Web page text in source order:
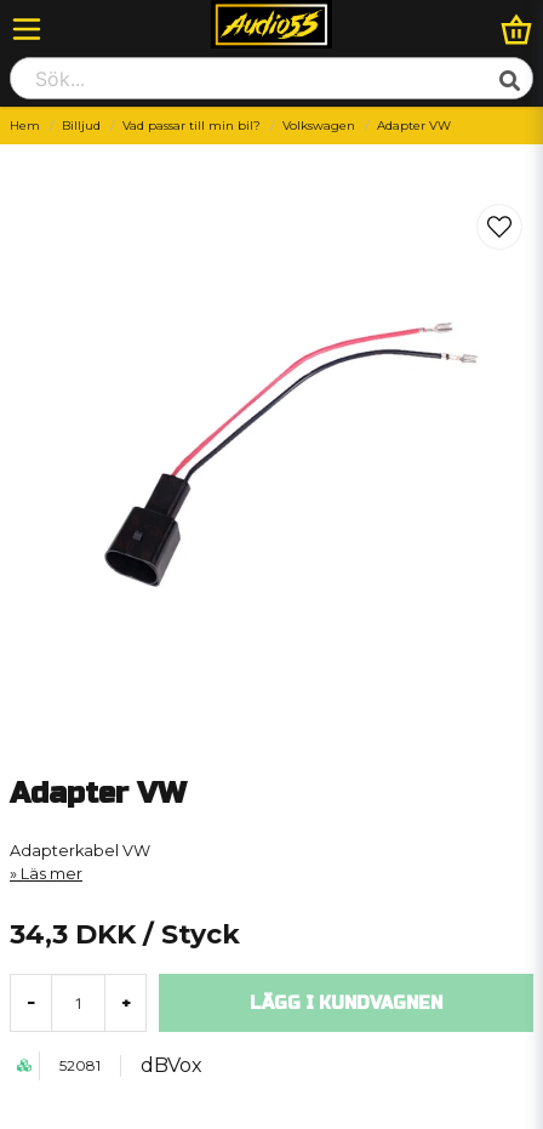
Hem Billjud Vad passar till min bil? Volkswagen Adapter VW
Adapter VW
Adapterkabel VW
Läs mer
34,3 DKK / Styck
- + LÄGG I KUNDVAGNEN
52081 dBVox